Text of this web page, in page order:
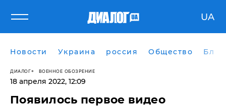
UA
Новости Украина россия Общество
ДИАЛОГ ВОЕННОЕ ОБОЗРЕНИЕ
18 апреля 2022, 12:09
Появилось первое видео